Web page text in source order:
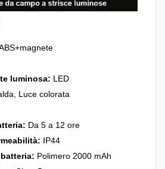
luminosa: LED
Luce colorata
Da 5 a 12 ore
IP44
Polimero 2000 mAh